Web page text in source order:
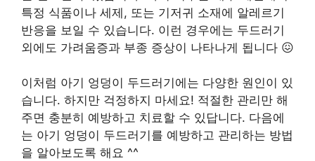
특정 식품이나 세제, 또는 기저귀 소재에 알레르기
반응을 보일 수 있습니다. 이런 경우에는 두드러기
외에도 가려움증과 부종 증상이 나타나게 됩니다 😖
이처럼 아기 엉덩이 두드러기에는 다양한 원인이 있
습니다. 하지만 걱정하지 마세요! 적절한 관리만 해
주면 충분히 예방하고 치료할 수 있답니다. 다음에
는 아기 엉덩이 두드러기를 예방하고 관리하는 방법
을 알아보도록 해요 ^^